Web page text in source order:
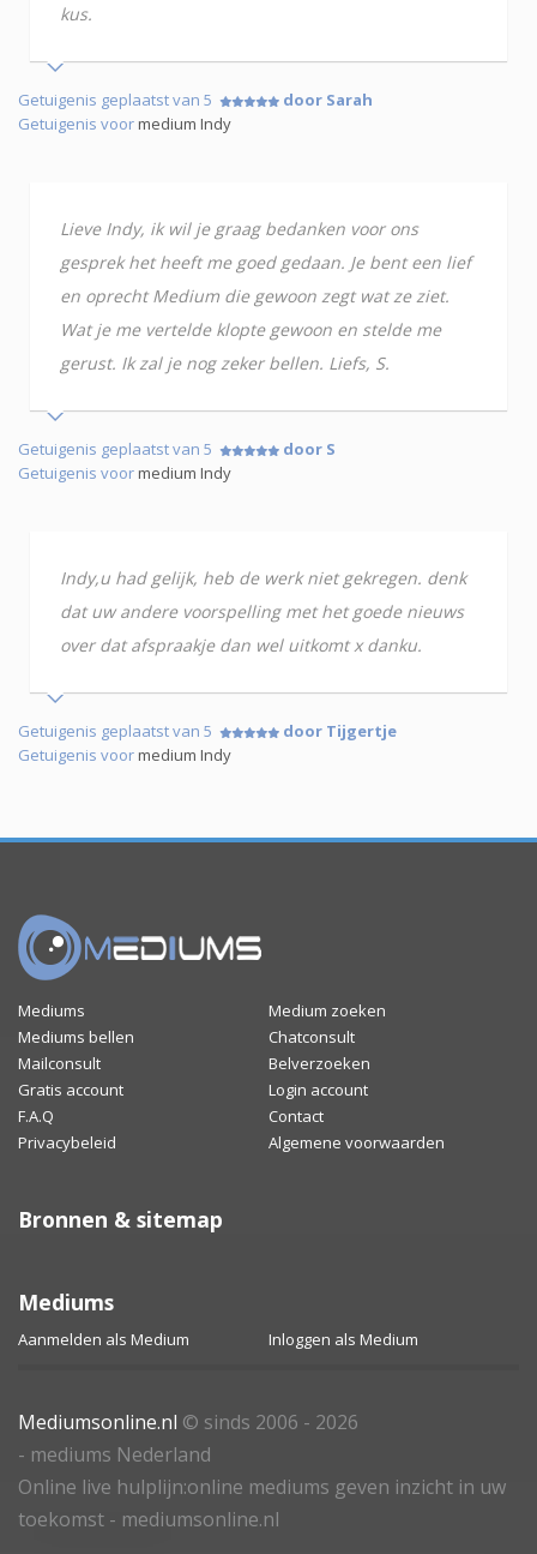
kus.
Getuigenis geplaatst van 5
door Sarah
Getuigenis voormedium Indy
Lieve Indy, ik wil je graag bedanken voor ons
gesprek het heeft me goed gedaan. Je bent een lief
en oprecht Medium die gewoon zegt wat ze ziet.
Wat je me vertelde klopte gewoon en stelde me
gerust. Ik zal je nog zeker bellen. Liefs, S.
Getuigenis geplaatst van 5
door S
Getuigenis voormedium Indy
Indy,u had gelijk, heb de werk niet gekregen. denk
dat uw andere voorspelling met het goede nieuws
over dat afspraakje dan wel uitkomt x danku.
Getuigenis geplaatst van 5
door Tijgertje
Getuigenis voormedium Indy
Mediums
Medium zoeken
Mediums bellen
Chatconsult
Mailconsult
Belverzoeken
Gratis account
Login account
F.A.Q
Contact
Privacybeleid
Algemene voorwaarden
Bronnen & sitemap
Mediums
Aanmelden als Medium Inloggen als Medium
Mediumsonline.nl © sinds 2006 - 2026
- mediums Nederland
Online live hulplijn:online mediums geven inzicht in uw
toekomst - mediumsonline.nl